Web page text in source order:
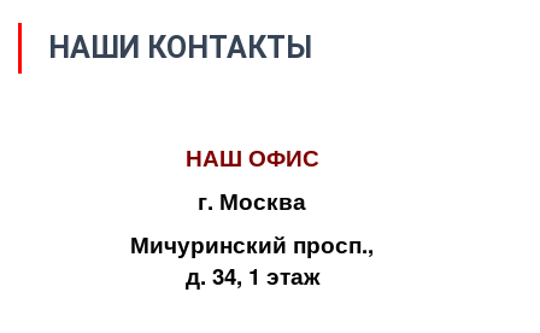
НАШИ КОНТАКТЫ
НАШ ОФИС
г. Москва
Мичуринский просп.,
д. 34, 1 этаж